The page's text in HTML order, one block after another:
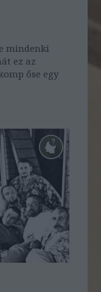
mindenki
ez az
őse egy